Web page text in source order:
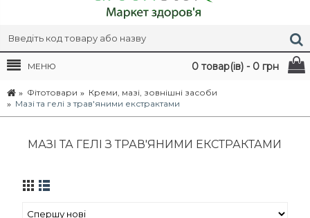
0 товар(ів) - 0 грн
МЕНЮ
Фітотовари
Креми, мазі, зовнішні засоби
Мазі та гелі з трав'яними екстрактами
МАЗІ ТА ГЕЛІ З ТРАВ'ЯНИМИ ЕКСТРАКТАМИ